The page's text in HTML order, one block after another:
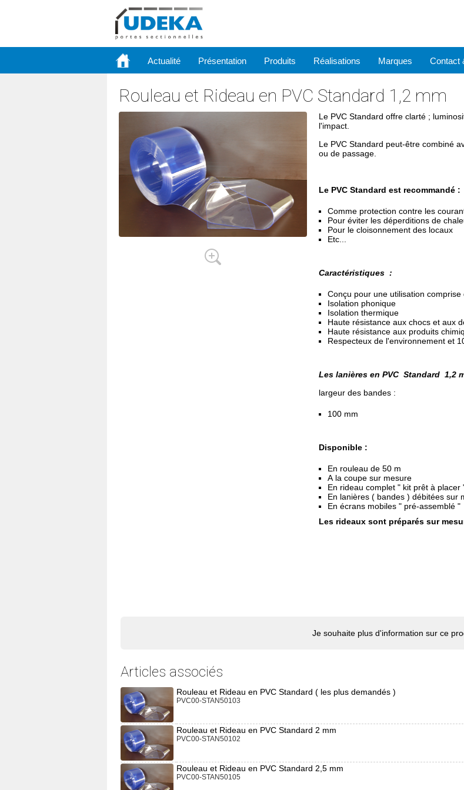
Actualité Présentation Produits Réalisations Marques Contact
Rouleau et Rideau en PVC Standard 1,2 mm
Le PVC Standard offre clarté ;
l'impact.
Le PVC Standard peut-être combiné
ou de passage.
Le PVC Standard est recommandé :
Comme protection contre les
Pour éviter les déperditions de
Pour le cloisonnement des locaux
Etc...
Caractéristiques :
Conçu pour une utilisation comprise
Isolation phonique
Isolation thermique
Haute résistance aux chocs et aux
Haute résistance aux produits
Respecteux de l'environnement et
Les lanières en PVC Standard 1,2
largeur des bandes :
100 mm
Disponible :
En rouleau de 50 m
A la coupe sur mesure
En rideau complet " kit prêt à
En lanières ( bandes ) débitées sur
En écrans mobiles " pré-assemblé "
Les rideaux sont préparés sur
Je souhaite plus d'information sur ce
Articles associés
Rouleau et Rideau en PVC Standard ( les plus demandés )
PVC00-STAN50103
Rouleau et Rideau en PVC Standard 2 mm
PVC00-STAN50102
Rouleau et Rideau en PVC Standard 2,5 mm
PVC00-STAN50105